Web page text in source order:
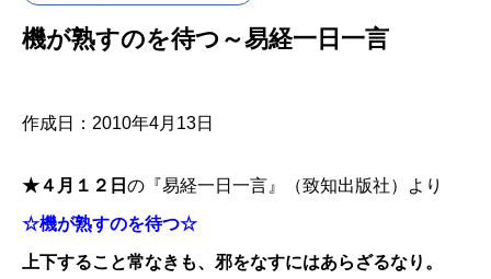
機が熟すのを待つ～易経一日一言
作成日：2010年4月13日
★４月１２日 の『易経一日一言』（致知出版社）より
☆機が熟すのを待つ☆
上下すること常なきも、邪をなすにはあらざるなり。